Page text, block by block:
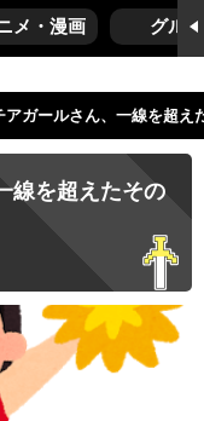
メ・漫画 グルメ
アガールさん、一線を超
線を超えたその